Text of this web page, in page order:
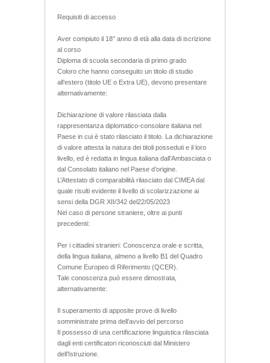
Requisiti di accesso
Aver compiuto il 18° anno di età alla data di iscrizione
al corso
Diploma di scuola secondaria di primo grado
Coloro che hanno conseguito un titolo di studio
all’estero (titolo UE o Extra UE), devono presentare
alternativamente:
Dichiarazione di valore rilasciata dalla
rappresentanza diplomatico-consolare italiana nel
Paese in cui è stato rilasciato il titolo. La dichiarazione
di valore attesta la natura dei titoli posseduti e il loro
livello, ed è redatta in lingua italiana dall’Ambasciata o
dal Consolato italiano nel Paese d’origine.
L’Attestato di comparabilità rilasciato dal CIMEA dal
quale risulti evidente il livello di scolarizzazione ai
sensi della DGR XII/342 del22/05/2023
Nel caso di persone straniere, oltre ai punti
precedenti:
Per i cittadini stranieri: Conoscenza orale e scritta,
della lingua italiana, almeno a livello B1 del Quadro
Comune Europeo di Riferimento (QCER).
Tale conoscenza può essere dimostrata,
alternativamente:
Il superamento di apposite prove di livello
somministrate prima dell’avvio del percorso
Il possesso di una certificazione linguistica rilasciata
dagli enti certificatori riconosciuti dal Ministero
dell’Istruzione.